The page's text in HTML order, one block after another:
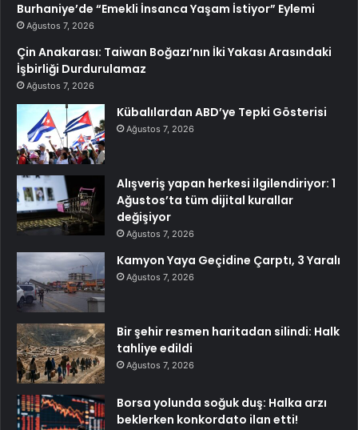
Burhaniye’de “Emekli İnsanca Yaşam İstiyor” Eylemi
Ağustos 7, 2026
Çin Anakarası: Taiwan Boğazı’nın İki Yakası Arasındaki
İşbirliği Durdurulamaz
Ağustos 7, 2026
Kübalılardan ABD’ye Tepki Gösterisi
Ağustos 7, 2026
Alışveriş yapan herkesi ilgilendiriyor: 1
Ağustos’ta tüm dijital kurallar
değişiyor
Ağustos 7, 2026
Kamyon Yaya Geçidine Çarptı, 3 Yaralı
Ağustos 7, 2026
Bir şehir resmen haritadan silindi: Halk
tahliye edildi
Ağustos 7, 2026
Borsa yolunda soğuk duş: Halka arzı
beklerken konkordato ilan etti!